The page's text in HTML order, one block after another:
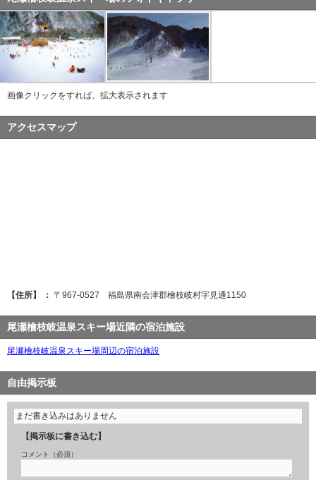
画像クリックをすれば、拡大表示されます
アクセスマップ
【住所】 ： 〒967-0527 福島県南会津郡檜枝岐村字見通1150
尾瀬檜枝岐温泉スキー場近隣の宿泊施設
尾瀬檜枝岐温泉スキー場周辺の宿泊施設
自由掲示板
まだ書き込みはありません
【掲示板に書き込む】
コメント（必須）